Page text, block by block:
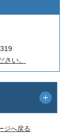
い。
ジへ戻る